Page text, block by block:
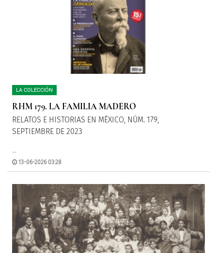
LA COLECCIÓN
RHM 179. LA FAMILIA MADERO
RELATOS E HISTORIAS EN MÉXICO, NÚM. 179,
SEPTIEMBRE DE 2023
...
13-06-2026 03:28